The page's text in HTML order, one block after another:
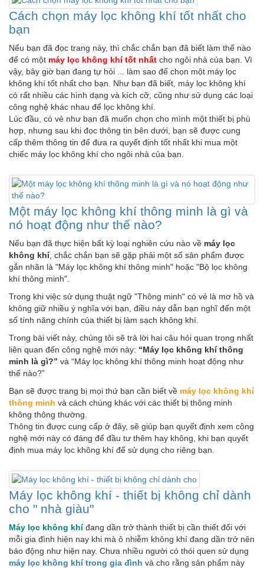
Cách chọn máy lọc không khí tốt nhất cho
bạn
Nếu bạn đã đọc trang này, thì chắc chắn bạn đã biết làm thế nào
để có một máy lọc không khí tốt nhất cho ngôi nhà của bạn. Vì
vậy, bây giờ bạn đang tự hỏi ... làm sao để chọn một máy lọc
không khí tốt nhất cho bạn. Như bạn đã biết, máy lọc không khí
có rất nhiều các hình dạng và kích cỡ, cũng như sử dụng các loại
công nghệ khác nhau để lọc không khí.
Lúc đầu, có vẻ như bạn đã muốn chọn cho mình một thiết bị phù
hợp, nhưng sau khi đọc thông tin bên dưới, bạn sẽ được cung
cấp thêm thông tin để đưa ra quyết định tốt nhất khi mua một
chiếc máy lọc không khí cho ngôi nhà của bạn.
Một máy lọc không khí thông minh là gì và
nó hoạt động như thế nào?
Nếu bạn đã thực hiện bất kỳ loại nghiên cứu nào về máy lọc
không khí, chắc chắn bạn sẽ gặp phải một số sản phẩm được
gắn nhãn là "Máy lọc không khí thông minh" hoặc "Bộ lọc không
khí thông minh".
Trong khi việc sử dụng thuật ngữ "Thông minh" có vẻ là mơ hồ và
không giữ nhiều ý nghĩa với bạn, điều này dẫn bạn nghĩ đến một
số tính năng chính của thiết bị làm sạch không khí.
Trong bài viết này, chúng tôi sẽ trả lời hai câu hỏi quan trọng nhất
liên quan đến công nghệ mới này: “Máy lọc không khí thông
minh là gì?” và “Máy lọc không khí thông minh hoạt động như
thế nào?”
Bạn sẽ được trang bị mọi thứ bạn cần biết về máy lọc không khí
thông minh và cách chúng khác với các thiết bị thông minh
không thông thường.
Thông tin được cung cấp ở đây, sẽ giúp bạn quyết định xem công
nghệ mới này có đáng để đầu tư thêm hay không, khi bạn quyết
định mua máy lọc không khí để sử dụng cho riêng bạn.
Máy lọc không khí - thiết bị không chỉ dành
cho " nhà giàu"
Máy lọc không khíđang dần trở thành thiết bị cần thiết đối với
mỗi gia đình hiện nay khi mà ô nhiễm không khí đang dần trở nên
báo động như hiện nay. Chưa nhiều người có thói quen sử dụng
máy lọc không khí trong gia đình và cho rằng sản phẩm này